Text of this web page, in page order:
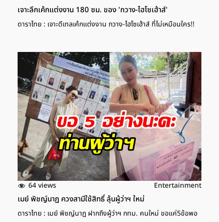
เจาะลึกเค้กแต่งงาน 180 ซม. ของ 'กวาง-ไฮโซเฮ้าส์'
ดาราไทย : เจาะดีเทลเค้กแต่งงาน กวาง-ไฮโซเฮ้าส์ ที่ไม่เหมือนใคร!!
64 views Entertainment
เมย์ พิชญ์นาฏ ควงสามีใช้สิทธิ์ ลุ้นผู้ว่าฯ ใหม่
ดาราไทย : เมย์ พิชญ์นาฏ ฝากถึงผู้ว่าฯ กทม. คนใหม่ ขอแค่5ข้อพอ